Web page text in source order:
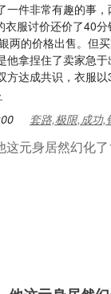
一件非常有趣的事
衣服讨价还价了40
两的价格出售。但
他拿捏住了卖家急
方达成共识，衣服
套路,极限,成功,